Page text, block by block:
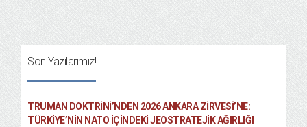
Son Yazılarımız!
TRUMAN DOKTRINI’NDEN 2026 ANKARA ZIRVESI’NE:
TÜRKIYE’NIN NATO İÇINDEKI JEOSTRATEJIK AĞIRLIĞI